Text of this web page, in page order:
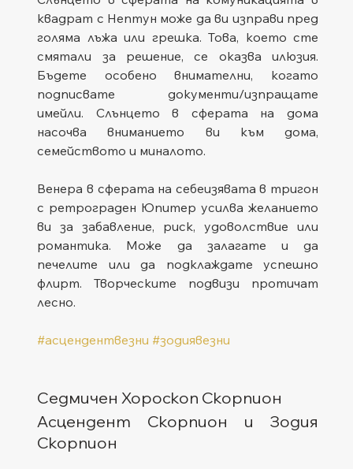
квадрат с Нептун може да ви изправи пред
голяма лъжа или грешка. Това, което сте
смятали за решение, се оказва илюзия.
Бъдете особено внимателни, когато
подписвате документи/изпращате
имейли. Слънцето в сферата на дома
насочва вниманието ви към дома,
семейството и миналото.
Венера в сферата на себеизявата в тригон
с ретрограден Юпитер усилва желанието
ви за забавление, риск, удоволствие или
романтика. Може да залагате и да
печелите или да подклаждате успешно
флирт. Творческите подвизи протичат
лесно.
#асцендентвезни #зодиявезни
Седмичен Хороскоп Скорпион
Асцендент Скорпион и Зодия
Скорпион